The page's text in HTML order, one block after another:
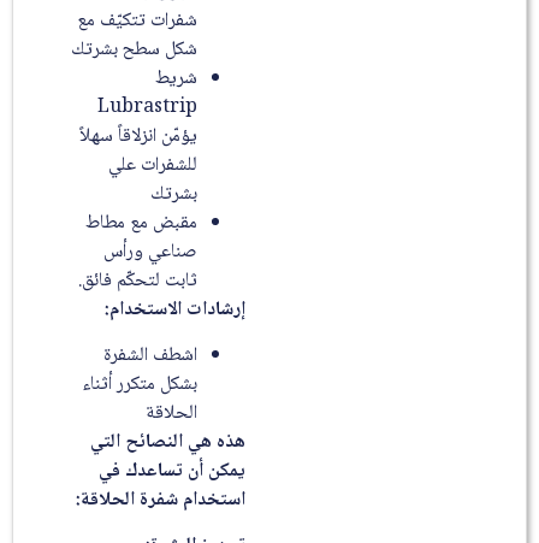
شفرات تتكيّف مع
شكل سطح بشرتك
شريط
Lubrastrip
يؤمّن انزلاقاً سهلاً
للشفرات علي
بشرتك
مقبض مع مطاط
صناعي ورأس
ثابت لتحكّم فائق.
إرشادات الاستخدام:
اشطف الشفرة
بشكل متكرر أثناء
الحلاقة
هذه هي النصائح التي
يمكن أن تساعدك في
استخدام شفرة الحلاقة: